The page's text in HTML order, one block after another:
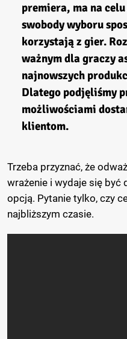
premiera, ma na
swobody wyboru
korzystają z gier.
ważnym dla graczy
najnowszych
Dlatego podjęliśmy
możliwościami
klientom.
Trzeba przyznać, że
wrażenie i wydaje się być
opcją. Pytanie tylko, czy
najbliższym czasie.